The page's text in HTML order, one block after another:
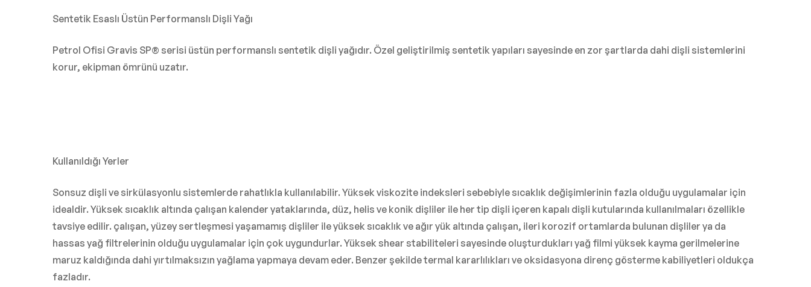
Sentetik Esaslı Üstün Performanslı Dişli Yağı
Petrol Ofisi Gravis SP® serisi üstün performanslı sentetik dişli yağıdır. Özel geliştirilmiş sentetik yapıları sayesinde en zor şartlarda dahi dişli sistemlerini
korur, ekipman ömrünü uzatır.
Kullanıldığı Yerler
Sonsuz dişli ve sirkülasyonlu sistemlerde rahatlıkla kullanılabilir. Yüksek viskozite indeksleri sebebiyle sıcaklık değişimlerinin fazla olduğu uygulamalar için
idealdir. Yüksek sıcaklık altında çalışan kalender yataklarında, düz, helis ve konik dişliler ile her tip dişli içeren kapalı dişli kutularında kullanılmaları özellikle
tavsiye edilir. çalışan, yüzey sertleşmesi yaşamamış dişliler ile yüksek sıcaklık ve ağır yük altında çalışan, ileri korozif ortamlarda bulunan dişliler ya da
hassas yağ filtrelerinin olduğu uygulamalar için çok uygundurlar. Yüksek shear stabiliteleri sayesinde oluşturdukları yağ filmi yüksek kayma gerilmelerine
maruz kaldığında dahi yırtılmaksızın yağlama yapmaya devam eder. Benzer şekilde termal kararlılıkları ve oksidasyona direnç gösterme kabiliyetleri oldukça
fazladır.